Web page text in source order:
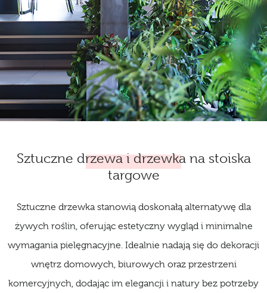
Sztuczne drzewa i drzewka na stoiska
targowe
Sztuczne drzewka stanowią doskonałą alternatywę dla
żywych roślin, oferując estetyczny wygląd i minimalne
wymagania pielęgnacyjne. Idealnie nadają się do dekoracji
wnętrz domowych, biurowych oraz przestrzeni
komercyjnych, dodając im elegancji i natury bez potrzeby